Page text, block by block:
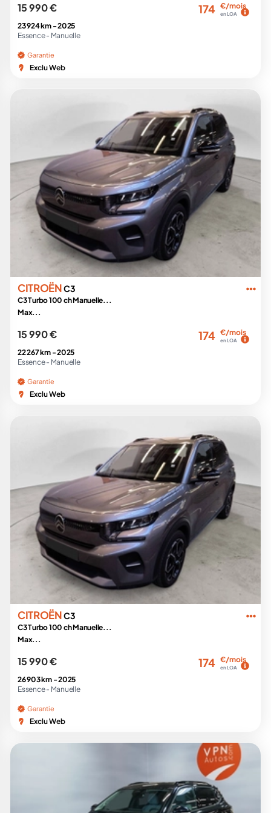
15 990 € 174 €/mois
en LOA
23 924 km -2025
Essence - Manuelle
Garantie
Exclu Web
CITROËNC3
C3 Turbo 100 ch Manuelle...
Max...
15 990 € 174 €/mois
en LOA
22 267 km -2025
Essence - Manuelle
Garantie
Exclu Web
CITROËNC3
C3 Turbo 100 ch Manuelle...
Max...
15 990 € 174 €/mois
en LOA
26 903 km -2025
Essence - Manuelle
Garantie
Exclu Web